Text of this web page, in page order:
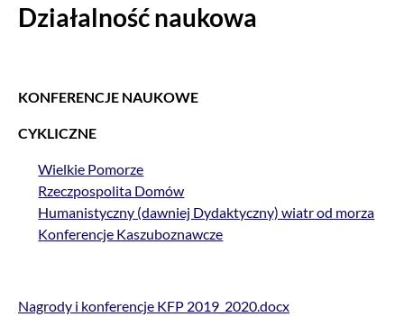
Działalność naukowa
KONFERENCJE NAUKOWE
CYKLICZNE
Wielkie Pomorze
Rzeczpospolita Domów
Humanistyczny (dawniej Dydaktyczny) wiatr od morza
Konferencje Kaszuboznawcze
Nagrody i konferencje KFP 2019_2020.docx